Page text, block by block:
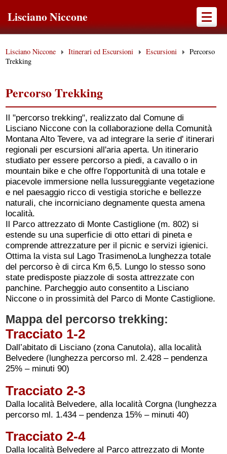
Lisciano Niccone
Lisciano Niccone Itinerari ed Escursioni Escursioni
Percorso
Trekking
Percorso Trekking
Il "percorso trekking", realizzato dal Comune di
Lisciano Niccone con la collaborazione della Comunità
Montana Alto Tevere, va ad integrare la serie d' itinerari
regionali per escursioni all'aria aperta. Un itinerario
studiato per essere percorso a piedi, a cavallo o in
mountain bike e che offre l'opportunità di una totale e
piacevole immersione nella lussureggiante vegetazione
e nel paesaggio ricco di vestigia storiche e bellezze
naturali, che incorniciano degnamente questa amena
località.
Il Parco attrezzato di Monte Castiglione (m. 802) si
estende su una superficie di otto ettari di pineta e
comprende attrezzature per il picnic e servizi igienici.
Ottima la vista sul Lago TrasimenoLa lunghezza totale
del percorso è di circa Km 6,5. Lungo lo stesso sono
state predisposte piazzole di sosta attrezzate con
panchine. Parcheggio auto consentito a Lisciano
Niccone o in prossimità del Parco di Monte Castiglione.
Mappa del percorso trekking:
Tracciato 1-2
Dall’abitato di Lisciano (zona Canutola), alla località
Belvedere (lunghezza percorso ml. 2.428 – pendenza
25% – minuti 90)
Tracciato 2-3
Dalla località Belvedere, alla località Corgna (lunghezza
percorso ml. 1.434 – pendenza 15% – minuti 40)
Tracciato 2-4
Dalla località Belvedere al Parco attrezzato di Monte